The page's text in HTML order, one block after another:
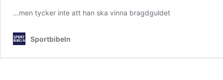
…men tycker inte att han ska vinna bragdguldet
Sportbibeln